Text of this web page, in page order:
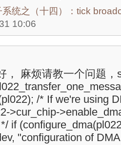
统之（十四）：tick
10:06
， 麻烦请教一个问题
/* If we're using
>cur_chip-
if
"configuration of